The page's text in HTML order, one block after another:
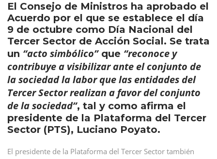
El Consejo de Ministros ha aprobado el
Acuerdo por el que se establece el día
9 de octubre como Día Nacional del
Tercer Sector de Acción Social. Se trata
un “acto simbólico”que “reconoce y
contribuye a visibilizar ante el conjunto de
la sociedad la labor que las entidades del
Tercer Sector realizan a favor del conjunto
de la sociedad”, tal y como afirma el
presidente de la Plataforma del Tercer
Sector (PTS), Luciano Poyato.
El presidente de la Plataforma del Tercer Sector también